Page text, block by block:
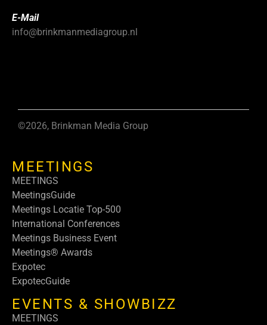
E-Mail
info@brinkmanmediagroup.nl
©2026, Brinkman Media Group
MEETINGS
MEETINGS
MeetingsGuide
Meetings Locatie Top-500
International Conferences
Meetings Business Event
Meetings® Awards
Expotec
ExpotecGuide
EVENTS & SHOWBIZZ
MEETINGS